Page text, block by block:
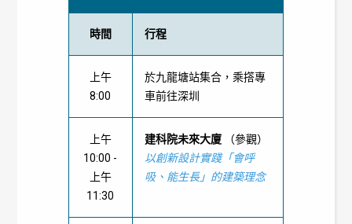
時間 行程
上午
8:00
於九龍塘站集合，乘撘專
車前往深圳
上午
10:00 -
上午
11:30
建科院未來大廈（參觀）
以創新設計實踐「會呼
吸、能生長」的建築理念